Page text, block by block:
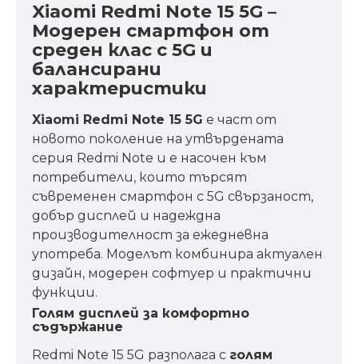
Xiaomi Redmi Note 15 5G –
Модерен смартфон от
среден клас с 5G и
балансирани
характеристики
Xiaomi Redmi Note 15 5G е част от
новото поколение на утвърдената
серия Redmi Note и е насочен към
потребители, които търсят
съвременен смартфон с 5G свързаност,
добър дисплей и надеждна
производителност за ежедневна
употреба. Моделът комбинира актуален
дизайн, модерен софтуер и практични
функции.
Голям дисплей за комфортно
съдържание
Redmi Note 15 5G разполага с голям